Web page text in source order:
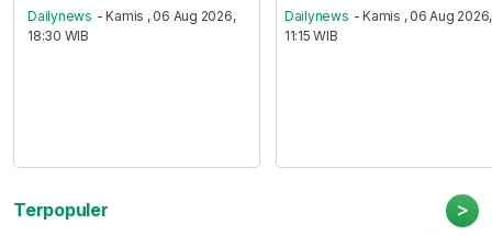
Dailynews - Kamis , 06 Aug 2026,
18:30 WIB
Dailynews - Kamis , 06 Aug 2026,
11:15 WIB
Terpopuler >